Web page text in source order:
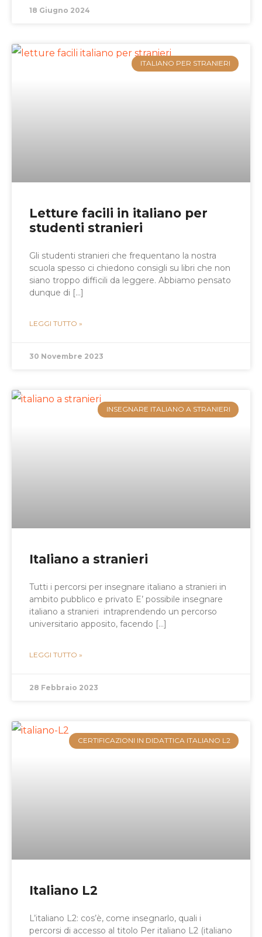
18 Giugno 2024
ITALIANO PER STRANIERI
Letture facili in italiano per
studenti stranieri
Gli studenti stranieri che frequentano la nostra
scuola spesso ci chiedono consigli su libri che non
siano troppo difficili da leggere. Abbiamo pensato
dunque di […]
LEGGI TUTTO »
30 Novembre 2023
INSEGNARE ITALIANO A STRANIERI
Italiano a stranieri
Tutti i percorsi per insegnare italiano a stranieri in
ambito pubblico e privato E’ possibile insegnare
italiano a stranieri intraprendendo un percorso
universitario apposito, facendo […]
LEGGI TUTTO »
28 Febbraio 2023
CERTIFICAZIONI IN DIDATTICA ITALIANO L2
Italiano L2
L’italiano L2: cos’è, come insegnarlo, quali i
percorsi di accesso al titolo Per italiano L2 (italiano